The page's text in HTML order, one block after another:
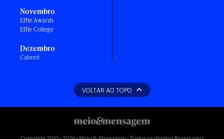
Novembro
Effie Awards
Effie College
Dezembro
Caboré
VOLTAR AO TOPO